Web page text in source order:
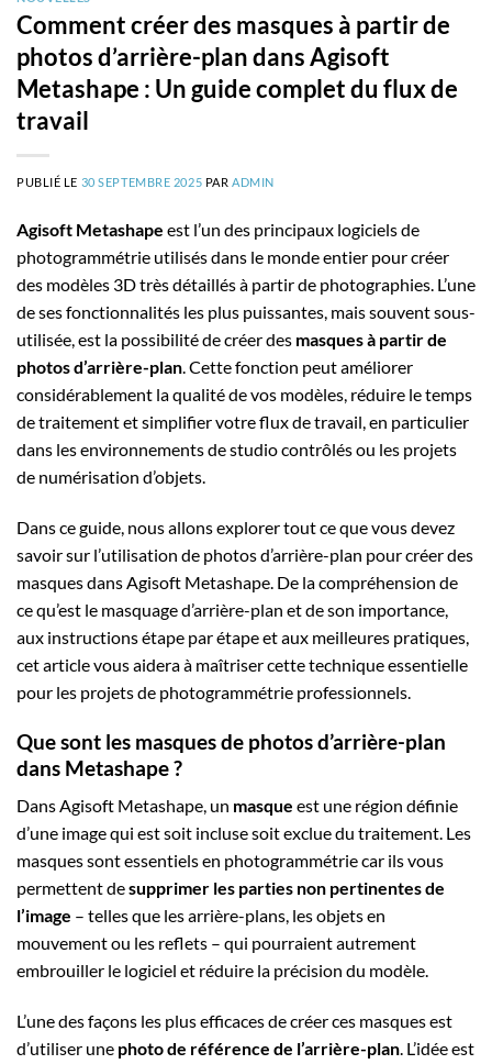
Comment créer des masques à partir de
photos d’arrière-plan dans Agisoft
Metashape : Un guide complet du flux de
travail
PUBLIÉ LE 30 SEPTEMBRE 2025 PAR ADMIN
Agisoft Metashape est l’un des principaux logiciels de
photogrammétrie utilisés dans le monde entier pour créer
des modèles 3D très détaillés à partir de photographies. L’une
de ses fonctionnalités les plus puissantes, mais souvent sous-
utilisée, est la possibilité de créer des masques à partir de
photos d’arrière-plan. Cette fonction peut améliorer
considérablement la qualité de vos modèles, réduire le temps
de traitement et simplifier votre flux de travail, en particulier
dans les environnements de studio contrôlés ou les projets
de numérisation d’objets.
Dans ce guide, nous allons explorer tout ce que vous devez
savoir sur l’utilisation de photos d’arrière-plan pour créer des
masques dans Agisoft Metashape. De la compréhension de
ce qu’est le masquage d’arrière-plan et de son importance,
aux instructions étape par étape et aux meilleures pratiques,
cet article vous aidera à maîtriser cette technique essentielle
pour les projets de photogrammétrie professionnels.
Que sont les masques de photos d’arrière-plan
dans Metashape ?
Dans Agisoft Metashape, un masque est une région définie
d’une image qui est soit incluse soit exclue du traitement. Les
masques sont essentiels en photogrammétrie car ils vous
permettent desupprimer les parties non pertinentes de
l’image – telles que les arrière-plans, les objets en
mouvement ou les reflets – qui pourraient autrement
embrouiller le logiciel et réduire la précision du modèle.
L’une des façons les plus efficaces de créer ces masques est
d’utiliser une photo de référence de l’arrière-plan. L’idée est